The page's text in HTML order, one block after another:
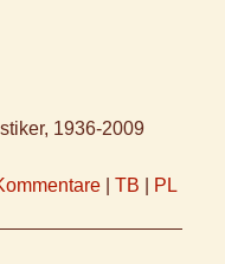
1936-2009
TB PL